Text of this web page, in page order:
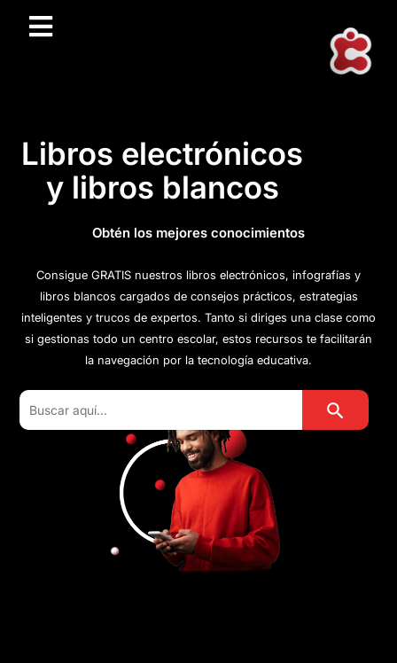
Libros electrónicos
y libros blancos
Obtén los mejores conocimientos
Consigue GRATIS nuestros libros electrónicos, infografías y
libros blancos cargados de consejos prácticos, estrategias
inteligentes y trucos de expertos. Tanto si diriges una clase como
si gestionas todo un centro escolar, estos recursos te facilitarán
la navegación por la tecnología educativa.
Buscar: Botón de